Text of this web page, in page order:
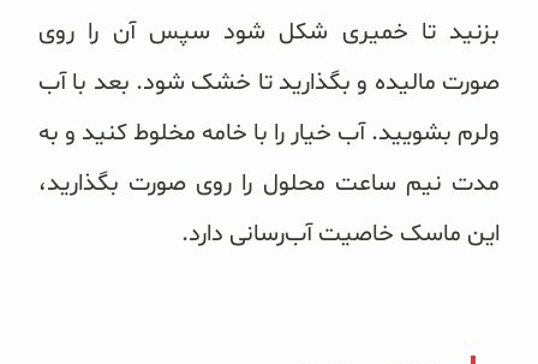
بزنید تا خمیرى شکل شود سپس آن را روى
صورت مالیده و بگذارید تا خشک شود. بعد با آب
ولرم بشویید. آب خیار را با خامه مخلوط کنید و به
مدت نیم ساعت محلول را روى صورت بگذارید،
این ماسک خاصیت آب‌رسانى دارد.